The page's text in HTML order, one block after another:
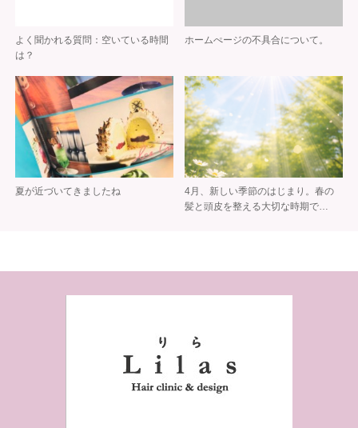
よく聞かれる質問：空いている時間
は？
ホームぺージの不具合について。
夏が近づいてきましたね
4月、新しい季節のはじまり。春の
髪と頭皮を整える大切な時期で…